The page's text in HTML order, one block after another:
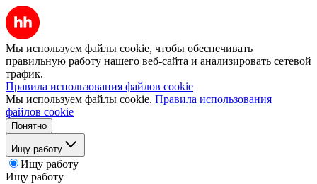
Мы используем файлы cookie, чтобы обеспечивать
правильную работу нашего веб-сайта и анализировать сетевой
трафик.
Правила использования файлов cookie
Мы используем файлы cookie. Правила использования
файлов cookie
Понятно
Ищу работу
Ищу работу
Ищу работу